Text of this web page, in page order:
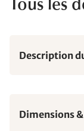
Tous les
Description
Dimensions